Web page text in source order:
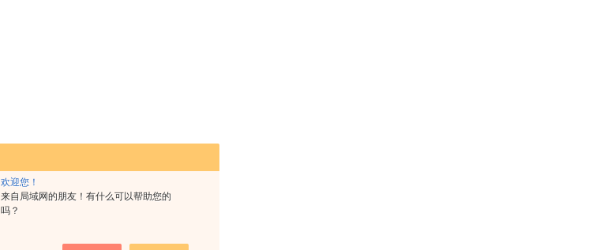
欢迎您！
来自局域网的朋友！有什么可以帮助您的
吗？